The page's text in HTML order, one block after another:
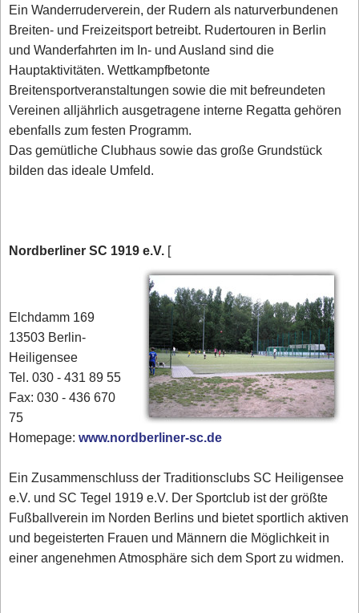
Ein Wanderruderverein, der Rudern als naturverbundenen
Breiten- und Freizeitsport betreibt. Rudertouren in Berlin
und Wanderfahrten im In- und Ausland sind die
Hauptaktivitäten. Wettkampfbetonte
Breitensportveranstaltungen sowie die mit befreundeten
Vereinen alljährlich ausgetragene interne Regatta gehören
ebenfalls zum festen Programm.
Das gemütliche Clubhaus sowie das große Grundstück
bilden das ideale Umfeld.
Nordberliner SC 1919 e.V. [
Elchdamm 169
13503 Berlin-
Heiligensee
Tel. 030 - 431 89 55
Fax: 030 - 436 670
75
Homepage:www.nordberliner-sc.de
Ein Zusammenschluss der Traditionsclubs SC Heiligensee
e.V. und SC Tegel 1919 e.V. Der Sportclub ist der größte
Fußballverein im Norden Berlins und bietet sportlich aktiven
und begeisterten Frauen und Männern die Möglichkeit in
einer angenehmen Atmosphäre sich dem Sport zu widmen.